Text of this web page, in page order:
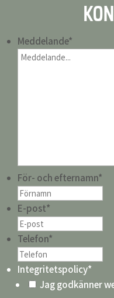
Meddelande*
För- och efternamn*
E-post*
Telefon*
Integritetspolicy*
Jag godkänner